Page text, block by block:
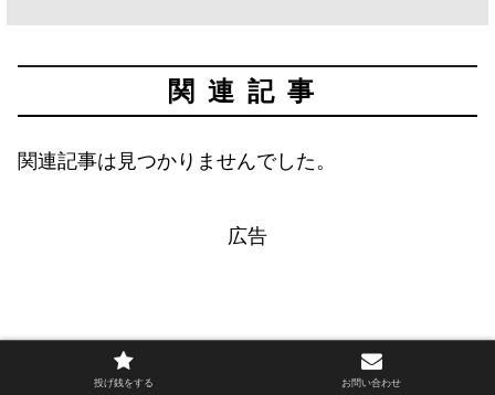
関連記事
関連記事は見つかりませんでした。
広告
投げ銭をする お問い合わせ